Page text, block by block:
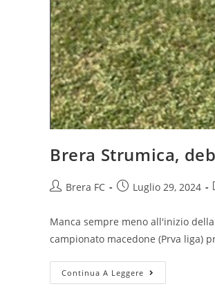
Brera Strumica,
Brera FC Luglio 29, 2024
Manca sempre meno all'inizio
campionato macedone (Prva liga)
Continua A Leggere